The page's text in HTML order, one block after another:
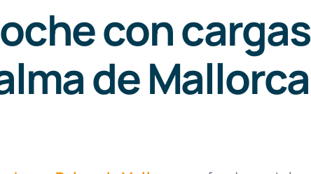
con cargas
de Mallorca